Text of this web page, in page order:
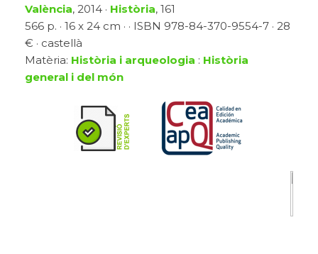
València, 2014 · Història, 161
566 p. · 16 x 24 cm · · ISBN 978-84-370-9554-7 · 28
€ · castellà
Matèria: Història i arqueologia : Història
general i del món